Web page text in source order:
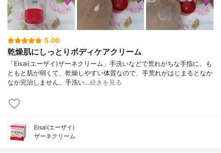
5.00
乾燥肌にしっとりボディケアクリーム
「Eisai(エーザイ)ザーネクリーム」手洗いなどで荒れがちな手指に。も
ともと肌が弱くて、乾燥しやすい体質なので、手荒れがはじまるとなか
なか完治しません。手洗い…続きを見る
Eisai(エーザイ)
ザーネクリーム